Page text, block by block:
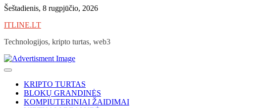
Skip
content
Šeštadienis, 8 rugpjūčio, 2026
ITLINE.LT
Technologijos, kripto turtas, web3
KRIPTO TURTAS
BLOKŲ GRANDINĖS
KOMPIUTERINIAI ŽAIDIMAI